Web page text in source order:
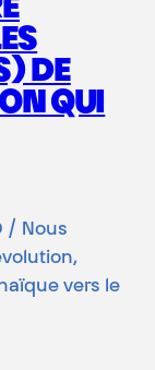
DE
QUI
/ Nous
vers le